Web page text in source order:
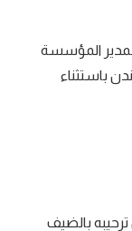
المؤسسة
باستثناء
بالضيف